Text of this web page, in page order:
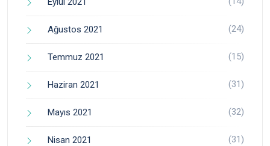
Ağustos 2021 (24)
Temmuz 2021 (15)
Haziran 2021 (31)
Mayıs 2021 (32)
Nisan 2021 (31)